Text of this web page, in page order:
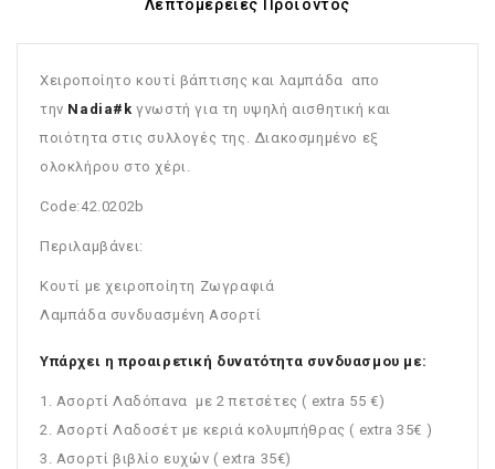
Λεπτομέρειες Προϊόντος
Χειροποίητο κουτί βάπτισης και λαμπάδα απο
την Nadia#k γνωστή για τη υψηλή αισθητική και
ποιότητα στις συλλογές της. Διακοσμημένο εξ
ολοκλήρου στο χέρι.
Code:42.0202b
Περιλαμβάνει:
Κουτί με χειροποίητη Ζωγραφιά
Λαμπάδα συνδυασμένη Ασορτί
Υπάρχει η προαιρετική δυνατότητα συνδυασμου με:
1. Ασορτί Λαδόπανα με 2 πετσέτες ( extra 55 €)
2. Ασορτί Λαδοσέτ με κεριά κολυμπήθρας ( extra 35€ )
3. Ασορτί βιβλίο ευχών ( extra 35€)